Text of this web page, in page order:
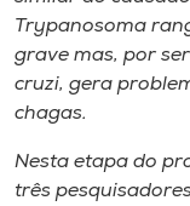
Trypanosoma
grave mas, por
cruzi, gera
chagas.
Nesta etapa do
três